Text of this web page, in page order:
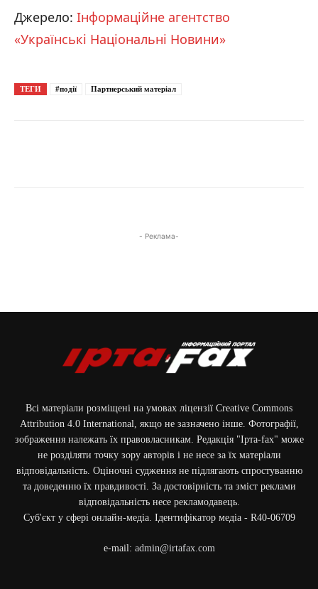
Джерело: Інформаційне агентство
«Українські Національні Новини»
ТЕГИ #події Партнерський матеріал
- Реклама-
Всі матеріали розміщені на умовах ліцензії Creative Commons
Attribution 4.0 International, якщо не зазначено інше. Фотографії,
зображення належать їх правовласникам. Редакція "Ірта-fax" може
не розділяти точку зору авторів і не несе за їх матеріали
відповідальність. Оціночні судження не підлягають спростуванню
та доведенню їх правдивості. За достовірність та зміст реклами
відповідальність несе рекламодавець.
Cуб'єкт у сфері онлайн-медіа. Ідентифікатор медіа - R40-06709
e-mail: admin@irtafax.com